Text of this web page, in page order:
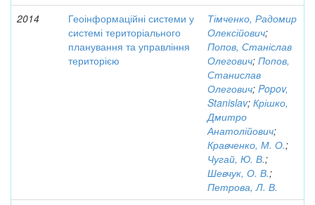
2014
Геоінформаційні системи у
системі територіального
планування та управління
територією
Тімченко, Радомир
Олексійович;
Попов, Станіслав
Олегович; Попов,
Станислав
Олегович; Popov,
Stanislav; Крішко,
Дмитро
Анатолійович;
Кравченко, М. О.;
Чугай, Ю. В.;
Шевчук, О. В.;
Петрова, Л. В.